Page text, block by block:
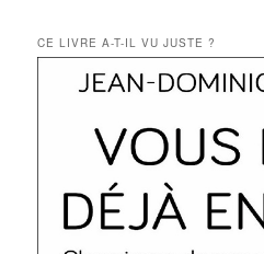
CE LIVRE A-T-IL VU JUSTE ?